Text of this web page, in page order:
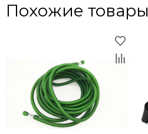
Похожие товары